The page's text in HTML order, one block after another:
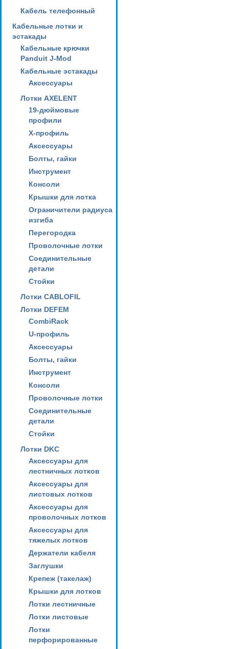
Кабель телефонный
Кабельные лотки и
эстакады
Кабельные крючки
Panduit J-Mod
Кабельные эстакады
Аксессуары
Лотки AXELENT
19-дюймовые
профили
X-профиль
Аксессуары
Болты, гайки
Инструмент
Консоли
Крышки для лотка
Ограничители радиуса
изгиба
Перегородка
Проволочные лотки
Соединительные
детали
Стойки
Лотки CABLOFIL
Лотки DEFEM
CombiRack
U-профиль
Аксессуары
Болты, гайки
Инструмент
Консоли
Проволочные лотки
Соединительные
детали
Стойки
Лотки DKC
Аксессуары для
лестничных лотков
Аксессуары для
листовых лотков
Аксессуары для
проволочных лотков
Аксессуары для
тяжелых лотков
Держатели кабеля
Заглушки
Крепеж (такелаж)
Крышки для лотков
Лотки лестничные
Лотки листовые
Лотки
перфорированные